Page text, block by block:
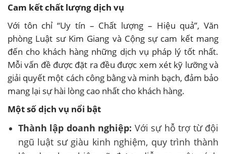
Cam kết chất lượng dịch vụ
Với tôn chỉ “Uy tín – Chất lượng – Hiệu quả”, Văn
phòng Luật sư Kim Giang và Cộng sự cam kết mang
đến cho khách hàng những dịch vụ pháp lý tốt nhất.
Mỗi vấn đề được đặt ra đều được xem xét kỹ lưỡng và
giải quyết một cách công bằng và minh bạch, đảm bảo
mang lại sự hài lòng cao nhất cho khách hàng.
Một số dịch vụ nổi bật
Thành lập doanh nghiệp: Với sự hỗ trợ từ đội
ngũ luật sư giàu kinh nghiệm, quy trình thành